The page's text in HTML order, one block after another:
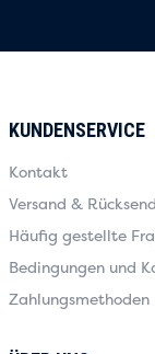
KUNDENSERVICE
Kontakt
Versand &
Häufig gestellte
Bedingungen und
Zahlungsmethoden